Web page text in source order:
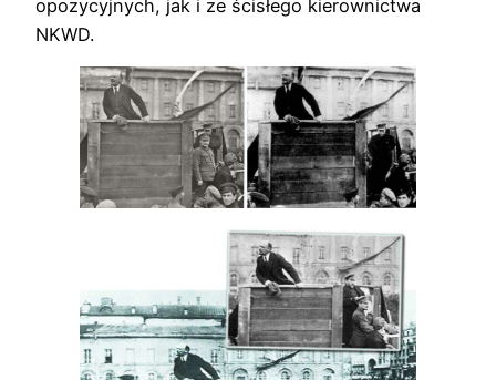
opozycyjnych, jak i ze ścisłego kierownictwa
NKWD.